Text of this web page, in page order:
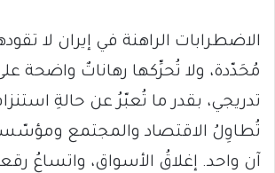
الاضطرابات الراهنة في إيران لا
مُحَدّدة، ولا تُحرِّكها رهاناتٌ واضحة
تدريجي، بقدر ما تُعبّرُ عن حالةِ
تُطاوِلُ الاقتصاد والمجتمع
آن واحد. إغلاقُ الأسواق، واتساعُ